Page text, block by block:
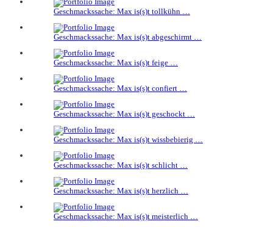
Geschmackssache: Max is(s)t tollkühn …
Geschmackssache: Max is(s)t abgeschirmt …
Geschmackssache: Max is(s)t feige …
Geschmackssache: Max is(s)t confiert …
Geschmackssache: Max is(s)t geschockt …
Geschmackssache: Max is(s)t wissbebierig …
Geschmackssache: Max is(s)t schlicht …
Geschmackssache: Max is(s)t herzlich …
Geschmackssache: Max is(s)t meisterlich …